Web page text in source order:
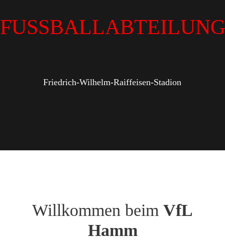
FUSSBALLABTEILUNG
Friedrich-Wilhelm-Raiffeisen-Stadion
Willkommen beim VfL
Hamm